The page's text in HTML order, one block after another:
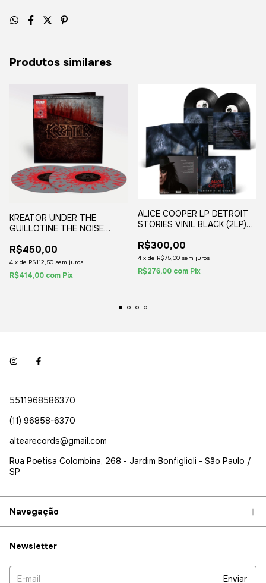
Produtos similares
KREATOR UNDER THE
GUILLOTINE THE NOISE
SPLATTER (2LP) 2021
R$450,00
4 x de R$112,50 sem juros
R$414,00 com Pix
ALICE COOPER LP DETROIT
STORIES VINIL BLACK (2LP)
R$300,00
4 x de R$75,00 sem juros
R$276,00 com Pix
5511968586370
(11) 96858-6370
altearecords@gmail.com
Rua Poetisa Colombina, 268 - Jardim Bonfiglioli - São Paulo /
SP
Navegação
Newsletter